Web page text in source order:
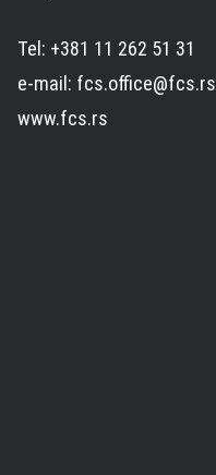
Tel: +381 11 262 51 31
e-mail: fcs.office@fcs.rs
www.fcs.rs